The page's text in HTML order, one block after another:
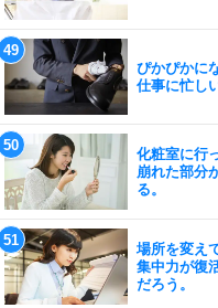
ぴかぴかに
仕事に忙し
化粧室に行
崩れた部分
る。
場所を変え
集中力が復
だろう。